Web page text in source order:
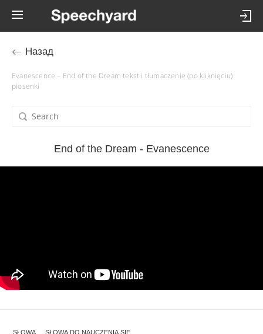
Назад
Evanescence – End of the Dream tekst i tłumaczenie (po kliknięciu)
piosenki
End of the Dream - Evanescence
SŁOWA SŁOWA DO NAUCZENIA SIĘ